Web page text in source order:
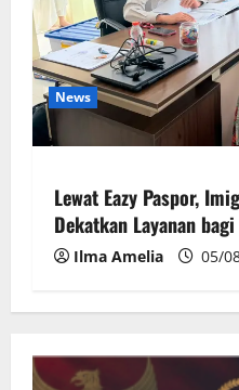
News
Lewat Eazy Paspor,
Dekatkan Layanan bagi
Ilma Amelia 05/